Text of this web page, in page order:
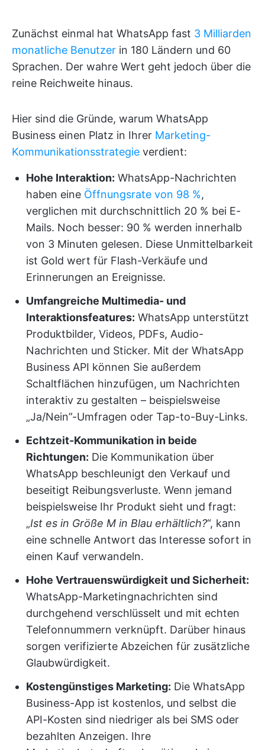
Zunächst einmal hat WhatsApp fast 3 Milliarden
monatliche Benutzer in 180 Ländern und 60
Sprachen. Der wahre Wert geht jedoch über die
reine Reichweite hinaus.
Hier sind die Gründe, warum WhatsApp
Business einen Platz in Ihrer Marketing-
Kommunikationsstrategie verdient:
Hohe Interaktion: WhatsApp-Nachrichten
haben eine Öffnungsrate von 98 %,
verglichen mit durchschnittlich 20 % bei E-
Mails. Noch besser: 90 % werden innerhalb
von 3 Minuten gelesen. Diese Unmittelbarkeit
ist Gold wert für Flash-Verkäufe und
Erinnerungen an Ereignisse.
Umfangreiche Multimedia- und
Interaktionsfeatures: WhatsApp unterstützt
Produktbilder, Videos, PDFs, Audio-
Nachrichten und Sticker. Mit der WhatsApp
Business API können Sie außerdem
Schaltflächen hinzufügen, um Nachrichten
interaktiv zu gestalten – beispielsweise
„Ja/Nein”-Umfragen oder Tap-to-Buy-Links.
Echtzeit-Kommunikation in beide
Richtungen: Die Kommunikation über
WhatsApp beschleunigt den Verkauf und
beseitigt Reibungsverluste. Wenn jemand
beispielsweise Ihr Produkt sieht und fragt:
„Ist es in Größe M in Blau erhältlich?“, kann
eine schnelle Antwort das Interesse sofort in
einen Kauf verwandeln.
Hohe Vertrauenswürdigkeit und Sicherheit:
WhatsApp-Marketingnachrichten sind
durchgehend verschlüsselt und mit echten
Telefonnummern verknüpft. Darüber hinaus
sorgen verifizierte Abzeichen für zusätzliche
Glaubwürdigkeit.
Kostengünstiges Marketing: Die WhatsApp
Business-App ist kostenlos, und selbst die
API-Kosten sind niedriger als bei SMS oder
bezahlten Anzeigen. Ihre